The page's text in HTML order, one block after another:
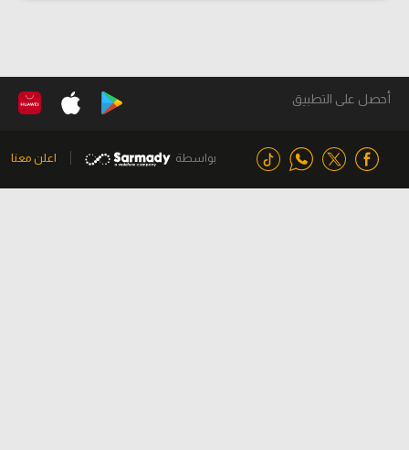
أحصل على التطبيق
بواسطة اعلن معنا